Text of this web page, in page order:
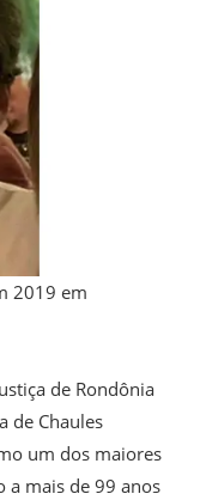
2019 em
de Rondônia
de Chaules
um dos maiores
a mais de 99 anos